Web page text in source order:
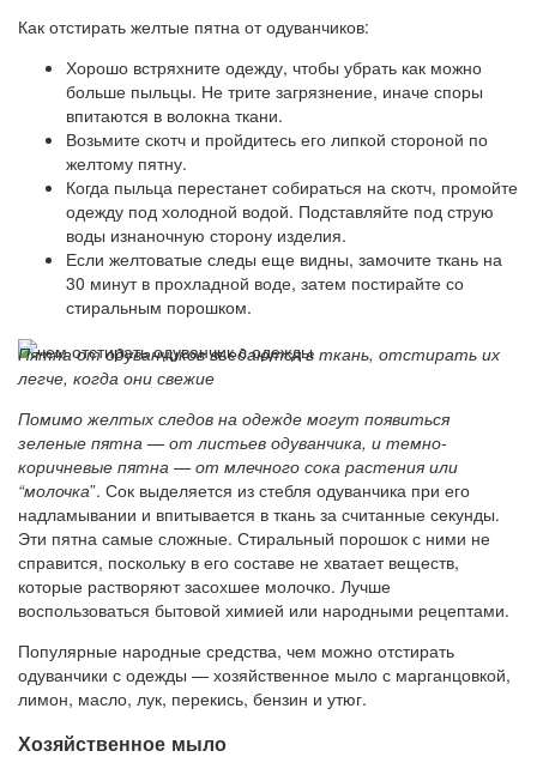
Как отстирать желтые пятна от одуванчиков:
Хорошо встряхните одежду, чтобы убрать как можно
больше пыльцы. Не трите загрязнение, иначе споры
впитаются в волокна ткани.
Возьмите скотч и пройдитесь его липкой стороной по
желтому пятну.
Когда пыльца перестанет собираться на скотч, промойте
одежду под холодной водой. Подставляйте под струю
воды изнаночную сторону изделия.
Если желтоватые следы еще видны, замочите ткань на
30 минут в прохладной воде, затем постирайте со
стиральным порошком.
Пятна от одуванчиков въедаются в ткань, отстирать их
легче, когда они свежие
Помимо желтых следов на одежде могут появиться
зеленые пятна — от листьев одуванчика, и темно-
коричневые пятна — от млечного сока растения или
“молочка”. Сок выделяется из стебля одуванчика при его
надламывании и впитывается в ткань за считанные секунды.
Эти пятна самые сложные. Стиральный порошок с ними не
справится, поскольку в его составе не хватает веществ,
которые растворяют засохшее молочко. Лучше
воспользоваться бытовой химией или народными рецептами.
Популярные народные средства, чем можно отстирать
одуванчики с одежды — хозяйственное мыло с марганцовкой,
лимон, масло, лук, перекись, бензин и утюг.
Хозяйственное мыло